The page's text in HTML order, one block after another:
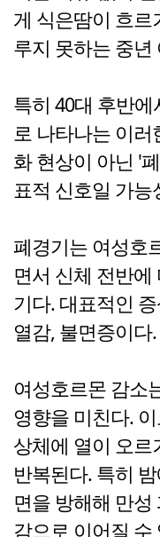
게 식은땀이 흐르
루지 못하는 중년
특히 40대 후반
로 나타나는 이
화 현상이 아닌 '
표적 신호일 가능
폐경기는 여성호
면서 신체 전반에
기다. 대표적인
열감, 불면증이다.
여성호르몬 감소
영향을 미친다.
상체에 열이 오르
반복된다. 특히
면을 방해해 만성
감으로 이어질 수